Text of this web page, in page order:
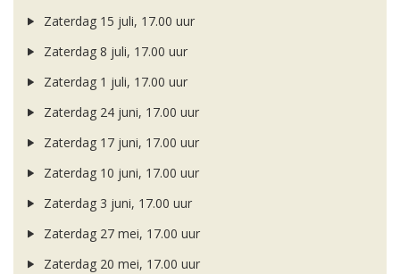
Zaterdag 15 juli, 17.00 uur
Zaterdag 8 juli, 17.00 uur
Zaterdag 1 juli, 17.00 uur
Zaterdag 24 juni, 17.00 uur
Zaterdag 17 juni, 17.00 uur
Zaterdag 10 juni, 17.00 uur
Zaterdag 3 juni, 17.00 uur
Zaterdag 27 mei, 17.00 uur
Zaterdag 20 mei, 17.00 uur